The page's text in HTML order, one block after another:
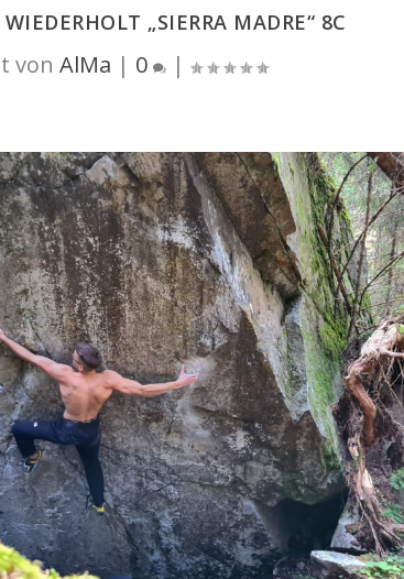
„SIERRA MADRE“ 8C
von AlMa | 0 |